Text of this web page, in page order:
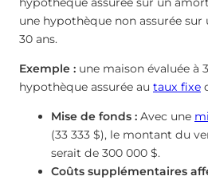
une hypothèque non assurée
30 ans.
Exemple : une maison évaluée à
hypothèque assurée au taux fixe
Mise de fonds : Avec une
(33 333 $), le montant du
serait de 300 000 $.
Coûts supplémentaires